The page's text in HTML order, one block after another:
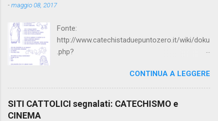
-maggio 08, 2017
Fonte:
http://www.catechistaduepuntozero.it/wiki/doku
.php?
CONTINUA A LEGGERE
SITI CATTOLICI segnalati: CATECHISMO e
CINEMA